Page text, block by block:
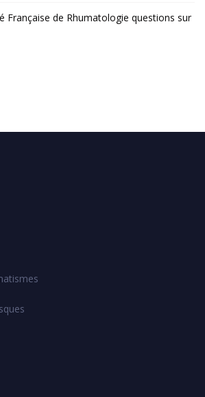
Française de Rhumatologie questions sur